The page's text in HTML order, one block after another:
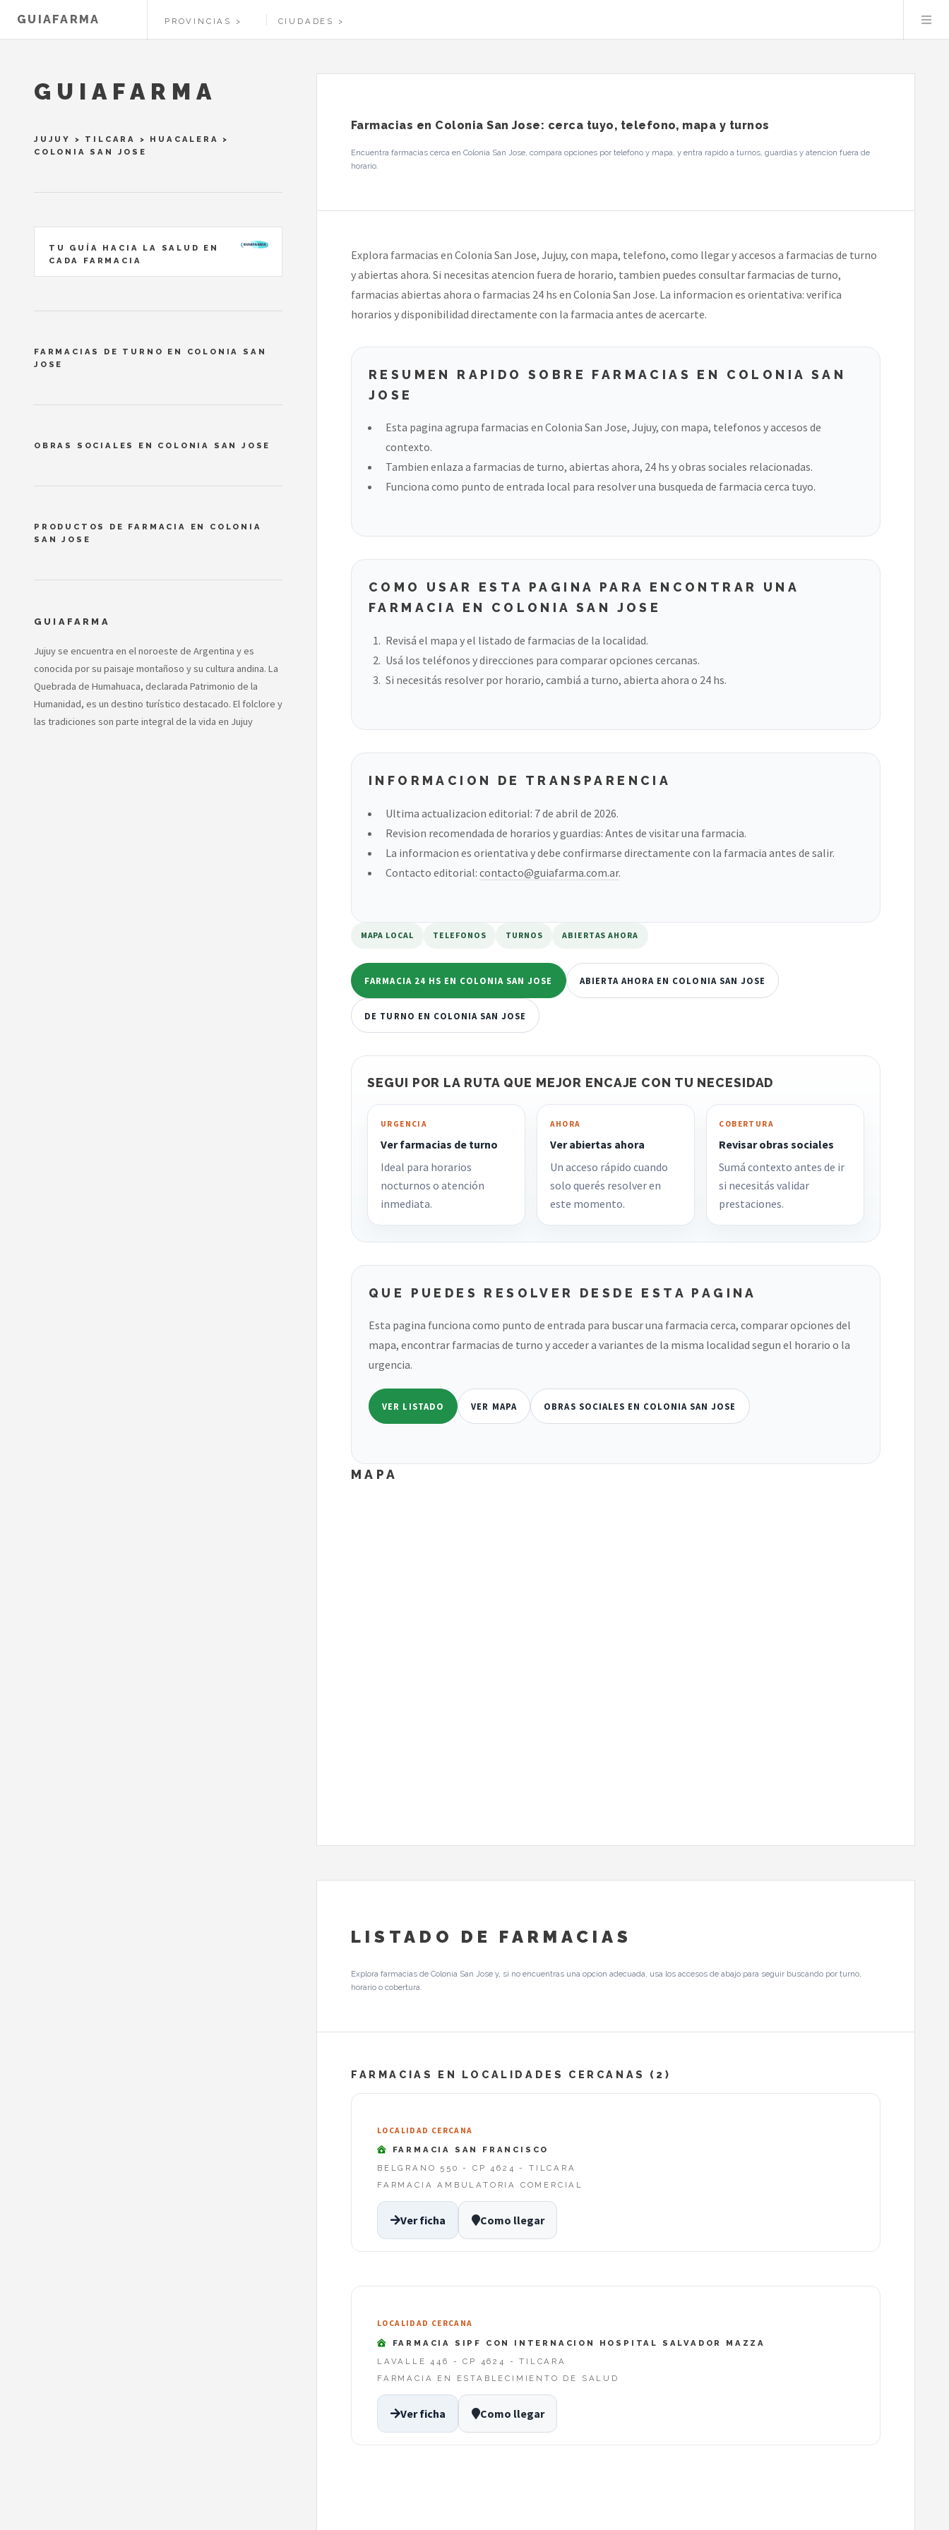
GUIAFARMA PROVINCIAS CIUDADES
Farmacias en Colonia San Jose: cerca tuyo, telefono, mapa y turnos
Encuentra farmacias cerca en Colonia San Jose, compara opciones por telefono y mapa, y entra rapido a turnos, guardias y atencion fuera de
horario.
Explora farmacias en Colonia San Jose, Jujuy, con mapa, telefono, como llegar y accesos a farmacias de turno
y abiertas ahora. Si necesitas atencion fuera de horario, tambien puedes consultar farmacias de turno,
farmacias abiertas ahora o farmacias 24 hs en Colonia San Jose. La informacion es orientativa: verifica
horarios y disponibilidad directamente con la farmacia antes de acercarte.
RESUMEN RAPIDO SOBRE FARMACIAS EN COLONIA SAN
JOSE
Esta pagina agrupa farmacias en Colonia San Jose, Jujuy, con mapa, telefonos y accesos de
contexto.
Tambien enlaza a farmacias de turno, abiertas ahora, 24 hs y obras sociales relacionadas.
Funciona como punto de entrada local para resolver una busqueda de farmacia cerca tuyo.
COMO USAR ESTA PAGINA PARA ENCONTRAR UNA
FARMACIA EN COLONIA SAN JOSE
Revisá el mapa y el listado de farmacias de la localidad.
Usá los teléfonos y direcciones para comparar opciones cercanas.
Si necesitás resolver por horario, cambiá a turno, abierta ahora o 24 hs.
INFORMACION DE TRANSPARENCIA
Ultima actualizacion editorial: 7 de abril de 2026.
Revision recomendada de horarios y guardias: Antes de visitar una farmacia.
La informacion es orientativa y debe confirmarse directamente con la farmacia antes de salir.
Contacto editorial: contacto@guiafarma.com.ar.
MAPA LOCAL TELEFONOS TURNOS ABIERTAS AHORA
FARMACIA 24 HS EN COLONIA SAN JOSE ABIERTA AHORA EN COLONIA SAN JOSE
DE TURNO EN COLONIA SAN JOSE
SEGUI POR LA RUTA QUE MEJOR ENCAJE CON TU NECESIDAD
URGENCIA
Ver farmacias de turno
Ideal para horarios
nocturnos o atención
inmediata.
AHORA
Ver abiertas ahora
Un acceso rápido cuando
solo querés resolver en
este momento.
COBERTURA
Revisar obras sociales
Sumá contexto antes de ir
si necesitás validar
prestaciones.
QUE PUEDES RESOLVER DESDE ESTA PAGINA
Esta pagina funciona como punto de entrada para buscar una farmacia cerca, comparar opciones del
mapa, encontrar farmacias de turno y acceder a variantes de la misma localidad segun el horario o la
urgencia.
VER LISTADO VER MAPA OBRAS SOCIALES EN COLONIA SAN JOSE
MAPA
LISTADO DE FARMACIAS
Explora farmacias de Colonia San Jose y, si no encuentras una opcion adecuada, usa los accesos de abajo para seguir buscando por turno,
horario o cobertura.
FARMACIAS EN LOCALIDADES CERCANAS (2)
LOCALIDAD CERCANA
FARMACIA SAN FRANCISCO
BELGRANO 550 - CP 4624 - TILCARA
FARMACIA AMBULATORIA COMERCIAL
Ver ficha Como llegar
LOCALIDAD CERCANA
FARMACIA SIPF CON INTERNACION HOSPITAL SALVADOR MAZZA
LAVALLE 446 - CP 4624 - TILCARA
FARMACIA EN ESTABLECIMIENTO DE SALUD
Ver ficha Como llegar
GUIAFARMA
JUJUY > TILCARA > HUACALERA
>
COLONIA SAN JOSE
TU GUÍA HACIA LA SALUD EN
CADA FARMACIA
FARMACIAS DE TURNO EN COLONIA SAN
JOSE
OBRAS SOCIALES EN COLONIA SAN JOSE
PRODUCTOS DE FARMACIA EN COLONIA
SAN JOSE
GUIAFARMA
Jujuy se encuentra en el noroeste de Argentina y es
conocida por su paisaje montañoso y su cultura andina. La
Quebrada de Humahuaca, declarada Patrimonio de la
Humanidad, es un destino turístico destacado. El folclore y
las tradiciones son parte integral de la vida en Jujuy